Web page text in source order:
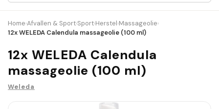
Home›Afvallen & Sport›Sport›Herstel›Massageolie›
12x WELEDA Calendula massageolie (100 ml)
12x WELEDA Calendula
massageolie (100 ml)
Weleda